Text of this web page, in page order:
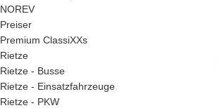
NOREV
Preiser
Premium ClassiXXs
Rietze
Rietze - Busse
Rietze - Einsatzfahrzeuge
Rietze - PKW